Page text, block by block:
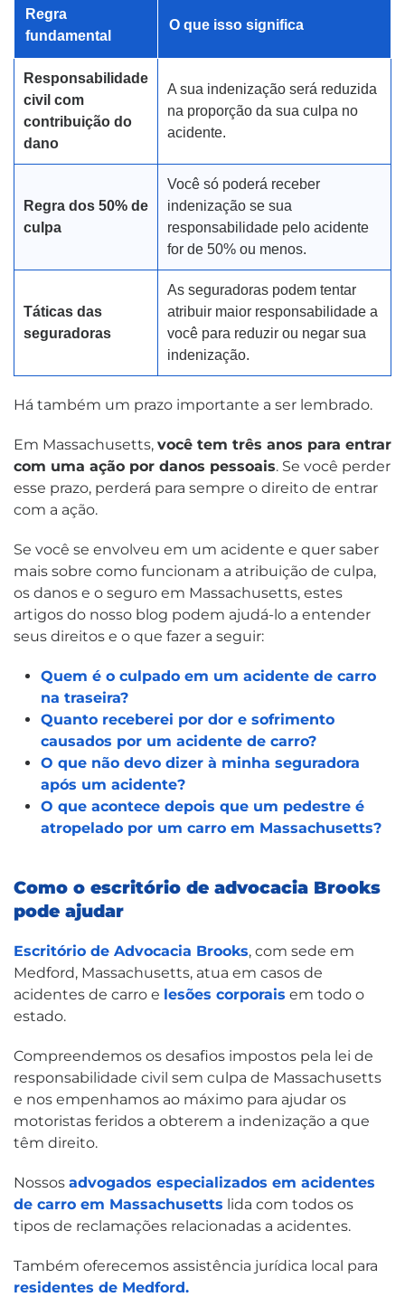
Regra
fundamental
O que isso significa
Responsabilidade
civil com
contribuição do
dano
A sua indenização será reduzida
na proporção da sua culpa no
acidente.
Regra dos 50% de
culpa
Você só poderá receber
indenização se sua
responsabilidade pelo acidente
for de 50% ou menos.
Táticas das
seguradoras
As seguradoras podem tentar
atribuir maior responsabilidade a
você para reduzir ou negar sua
indenização.
Há também um prazo importante a ser lembrado.
Em Massachusetts, você tem três anos para entrar
com uma ação por danos pessoais. Se você perder
esse prazo, perderá para sempre o direito de entrar
com a ação.
Se você se envolveu em um acidente e quer saber
mais sobre como funcionam a atribuição de culpa,
os danos e o seguro em Massachusetts, estes
artigos do nosso blog podem ajudá-lo a entender
seus direitos e o que fazer a seguir:
Quem é o culpado em um acidente de carro
na traseira?
Quanto receberei por dor e sofrimento
causados por um acidente de carro?
O que não devo dizer à minha seguradora
após um acidente?
O que acontece depois que um pedestre é
atropelado por um carro em Massachusetts?
Como o escritório de advocacia Brooks
pode ajudar
Escritório de Advocacia Brooks, com sede em
Medford, Massachusetts, atua em casos de
acidentes de carro e lesões corporais em todo o
estado.
Compreendemos os desafios impostos pela lei de
responsabilidade civil sem culpa de Massachusetts
e nos empenhamos ao máximo para ajudar os
motoristas feridos a obterem a indenização a que
têm direito.
Nossos advogados especializados em acidentes
de carro em Massachusetts lida com todos os
tipos de reclamações relacionadas a acidentes.
Também oferecemos assistência jurídica local para
residentes de Medford.